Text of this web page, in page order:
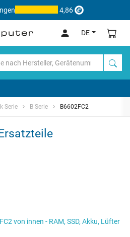
4,86
DE
Serie B Serie B6602FC2
von innen - RAM, SSD, Akku, Lüfter